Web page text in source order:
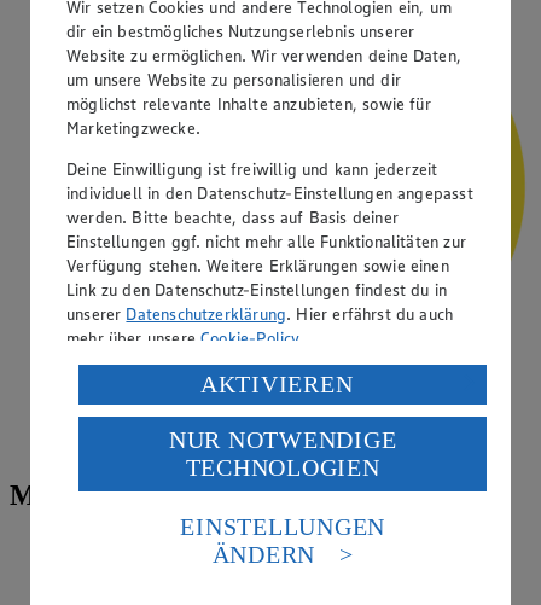
Mobile PAYBACK Karte an der Kasse
einscannen.
Mit der PAYBACK Karte
Wir setzen Cookies und andere Technologien ein, um
dir ein bestmögliches Nutzungserlebnis unserer
Website zu ermöglichen. Wir verwenden deine Daten,
um unsere Website zu personalisieren und dir
möglichst relevante Inhalte anzubieten, sowie für
Marketingzwecke.
Deine Einwilligung ist freiwillig und kann jederzeit
individuell in den Datenschutz-Einstellungen angepasst
werden. Bitte beachte, dass auf Basis deiner
Einstellungen ggf. nicht mehr alle Funktionalitäten zur
Verfügung stehen. Weitere Erklärungen sowie einen
Link zu den Datenschutz-Einstellungen findest du in
unserer Datenschutzerklärung. Hier erfährst du auch
mehr über unsereCookie-Policy.
Verarbeitung deiner personenbezogenen Daten in den
USA durch Facebook und YouTube:
Wenn du auf „Aktivieren“ klickst, willigst du im Sinne
des Art. 49 Abs. 1 Satz 1 lit. a) DSGVO ein, dass deine
Daten in den USA verarbeitet werden. Der EuGH sieht
die USA als Land mit einem nach europäischen
Standards nicht angemessenen Datenschutzniveau an.
Es besteht das Risiko eines Zugriffs durch US-
AKTIVIEREN
NUR NOTWENDIGE
TECHNOLOGIEN
EINSTELLUNGEN
ÄNDERN